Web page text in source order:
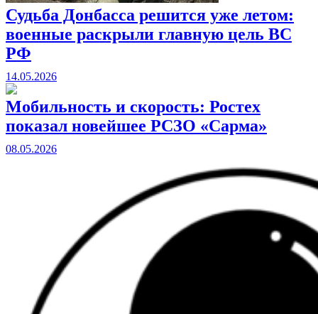
Судьба Донбасса решится уже летом:
военные раскрыли главную цель ВС
РФ
14.05.2026
Мобильность и скорость: Ростех
показал новейшее РСЗО «Сарма»
08.05.2026